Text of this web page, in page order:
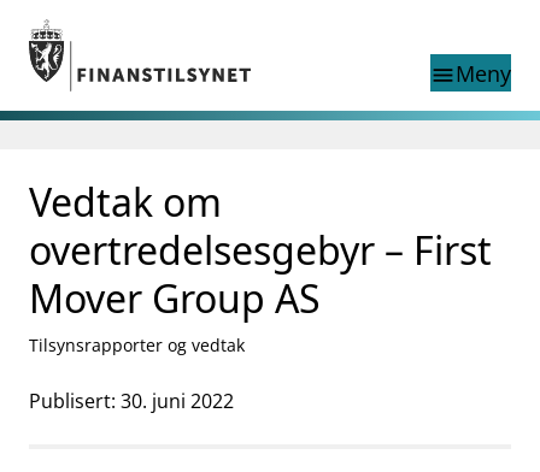
Gå til hovedinnhold
Gå til søkesiden
menuMeny
nettstedet
language
English
English home page
Tilsyn
Aktuelt
Finanstilsynets registre
Vedtak om
overtredelsesgebyr – First
Mover Group AS
Tilsynsrapporter og vedtak
Publisert: 30. juni 2022